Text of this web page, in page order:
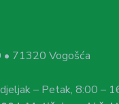
• 71320 Vogošća
– Petak, 8:00 –